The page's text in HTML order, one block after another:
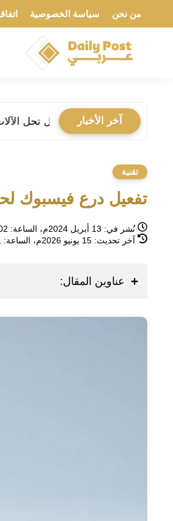
من نحن سياسة الخصوصية
آخر الأخبار
تقنية
تفعيل درع فيسبوك
نُشر في: 13 أبريل 2024م، الساعة: 09:02م (GMT+3)
آخر تحديث: 15 يونيو 2026م، الساعة: 03:41ص (GMT+3)
عناوين المقال: